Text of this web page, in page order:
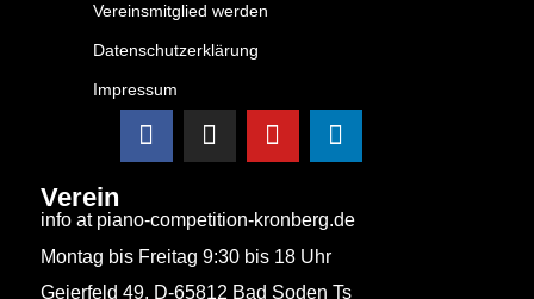
Vereinsmitglied werden
Datenschutzerklärung
Impressum
Verein
info at piano-competition-kronberg.de
Montag bis Freitag 9:30 bis 18 Uhr
Geierfeld 49, D-65812 Bad Soden Ts